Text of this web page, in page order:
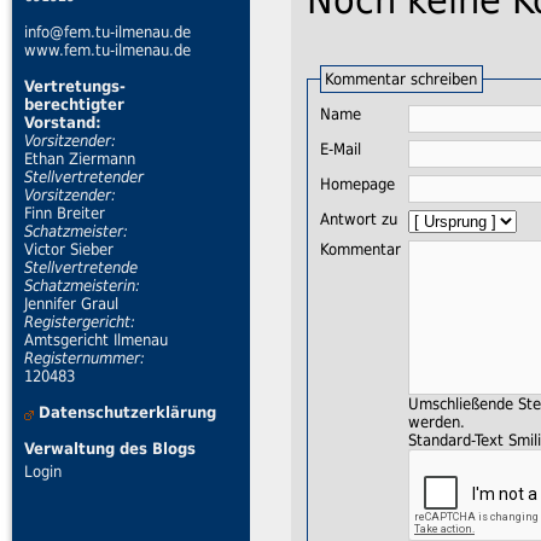
info@fem.tu-ilmenau.de
www.fem.tu-ilmenau.de
Vertretungs-
berechtigter
Vorstand:
Vorsitzender:
Ethan Ziermann
Stellvertretender
Vorsitzender:
Finn Breiter
Schatzmeister:
Victor Sieber
Stellvertretende
Schatzmeisterin:
Jennifer Graul
Registergericht:
Amtsgericht Ilmenau
Registernummer:
120483
Datenschutzerklärung
Verwaltung des Blogs
Login
Kommentar schreiben
Name
E-Mail
Homepage
Antwort zu
Kommentar
Umschließende
werden.
Standard-Text